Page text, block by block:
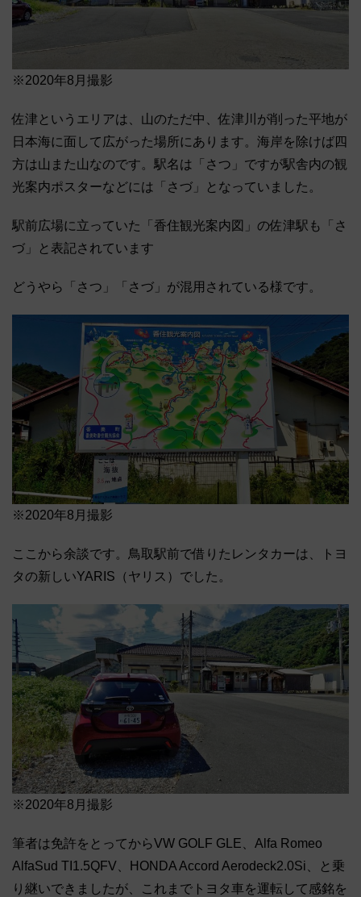
※2020年8月撮影
佐津というエリアは、山のただ中、佐津川が削った平地が
日本海に面して広がった場所にあります。海岸を除けば四
方は山また山なのです。駅名は「さつ」ですが駅舎内の観
光案内ポスターなどには「さづ」となっていました。
駅前広場に立っていた「香住観光案内図」の佐津駅も「さ
づ」と表記されています
どうやら「さつ」「さづ」が混用されている様です。
※2020年8月撮影
ここから余談です。鳥取駅前で借りたレンタカーは、トヨ
タの新しいYARIS（ヤリス）でした。
※2020年8月撮影
筆者は免許をとってからVW GOLF GLE、Alfa Romeo
AlfaSud TI1.5QFV、HONDA Accord Aerodeck2.0Si、と乗
り継いできましたが、これまでトヨタ車を運転して感銘を